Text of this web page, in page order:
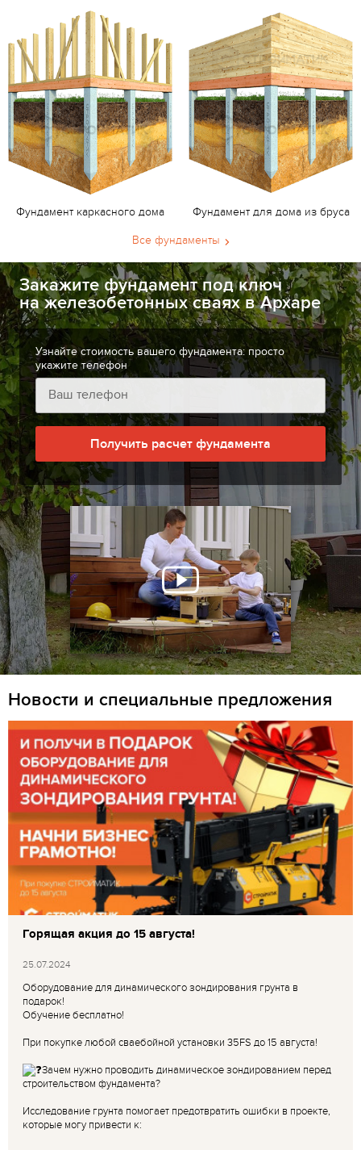
Фундамент каркасного дома Фундамент для дома из бруса
Все фундаменты
Закажите фундамент под ключ
на железобетонных сваях в Архаре
Узнайте стоимость вашего фундамента: просто
укажите телефон
Получить расчет фундамента
Новости и специальные предложения
Горящая акция до 15 августа!
25.07.2024
Оборудование для динамического зондирования грунта в
подарок!
Обучение бесплатно!
При покупке любой сваебойной установки 35FS до 15 августа!
Зачем нужно проводить динамическое зондированием перед
строительством фундамента?
Исследование грунта помогает предотвратить ошибки в проекте,
которые могу привести к: